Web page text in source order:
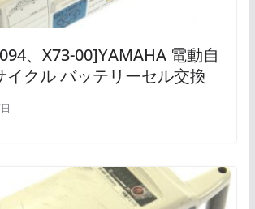
、X73-00]YAMAHA 電動自
イクル バッテリーセル交換